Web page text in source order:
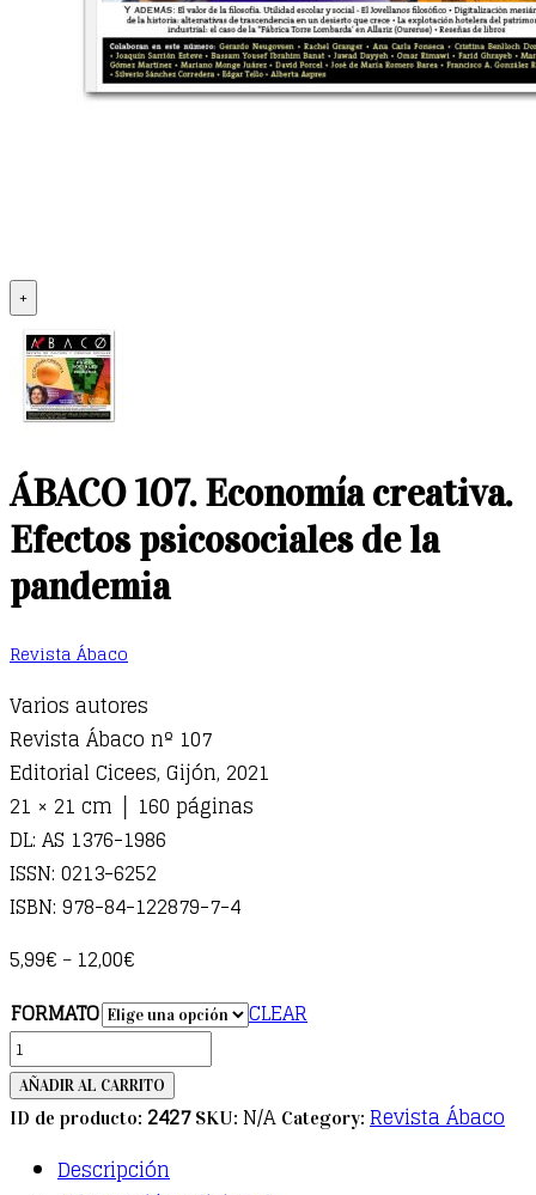
+
ÁBACO 107. Economía creativa.
Efectos psicosociales de la
pandemia
Revista Ábaco
Varios autores
Revista Ábaco nº 107
Editorial Cicees, Gijón, 2021
21 × 21 cm │ 160 páginas
DL: AS 1376-1986
ISSN: 0213-6252
ISBN: 978-84-122879-7-4
5,99€ – 12,00€
FORMATO
CLEAR
ÁBACO
107.
Economía
Efectos
AÑADIR AL CARRITO
ID de producto: 2427 SKU: N/A Category: Revista Ábaco
Descripción